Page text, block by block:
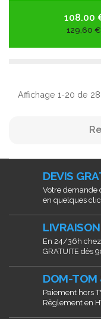
108.00
129,60
Affichage 1-20 de
DEVIS
Votre demande
en quelques
En 24/36h
GRATUITE dès
DOM-TOM
Paiement hors
Règlement en